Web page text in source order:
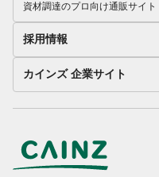
資材調達のプロ向け通販サイト
採用情報
カインズ 企業サイト